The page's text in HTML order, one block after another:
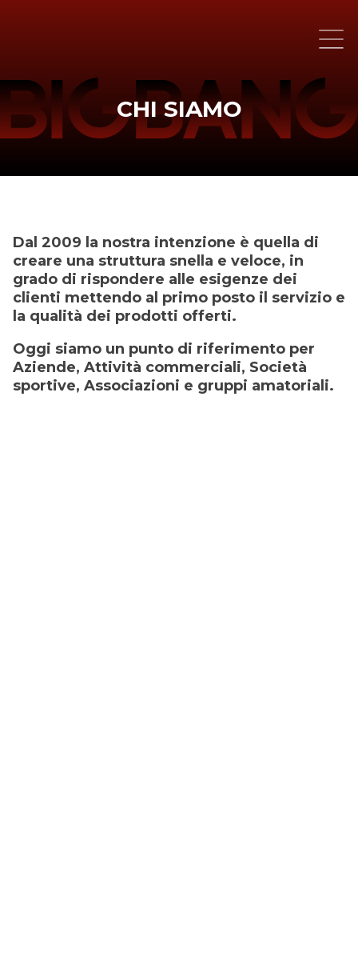
CHI SIAMO
Dal 2009 la nostra intenzione è quella di
creare una struttura snella e veloce, in
grado di rispondere alle esigenze dei
clienti mettendo al primo posto il servizio e
la qualità dei prodotti offerti.
Oggi siamo un punto di riferimento per
Aziende, Attività commerciali, Società
sportive, Associazioni e gruppi amatoriali.